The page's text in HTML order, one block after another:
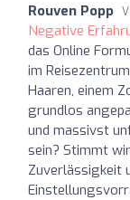
Rouven Popp
Negative
das Online
im
Haaren, einem
grundlos
und massivst
sein? Stimmt
Zuverlässigkeit